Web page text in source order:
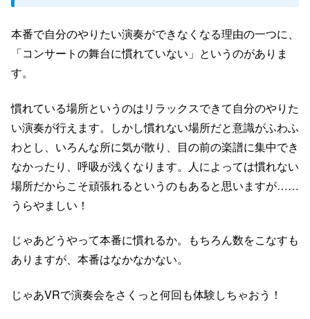
本番で自分のやりたい演奏ができなくなる理由の一つに、
「コンサートの舞台に慣れていない」というのがありま
す。
慣れている場所というのはリラックスできて自分のやりた
い演奏が行えます。しかし慣れない場所だと意識がふわふ
わとし、いろんな所に気が散り、目の前の楽譜に集中でき
なかったり、呼吸が浅くなります。人によっては慣れない
場所だからこそ頑張れるというのもあると思いますが……
うらやましい！
じゃあどうやって本番に慣れるか。もちろん数をこなすも
ありますが、本番はなかなかない。
じゃあVRで演奏会をさくっと何回も体験しちゃおう！